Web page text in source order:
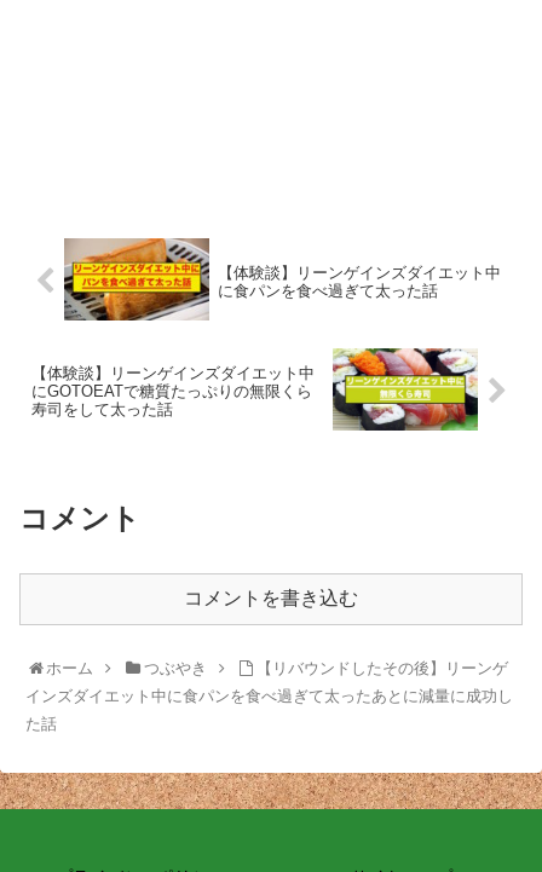
【体験談】リーンゲインズダイエット中
に食パンを食べ過ぎて太った話
【体験談】リーンゲインズダイエット中
にGOTOEATで糖質たっぷりの無限くら
寿司をして太った話
コメント
コメントを書き込む
ホーム つぶやき
【リバウンドしたその後】リーンゲ
インズダイエット中に食パンを食べ過ぎて太ったあとに減量に成功し
た話